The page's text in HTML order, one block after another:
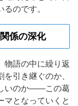
のです。
係の深化
物語の中に繰り返
引き継ぐのか、
いのか——この葛
マとなっていくと